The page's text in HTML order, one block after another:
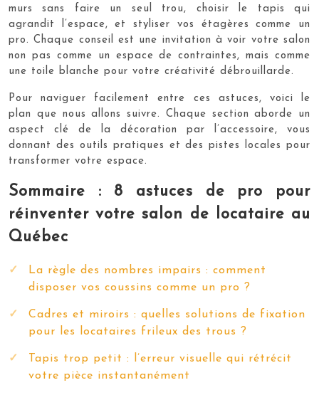
murs sans faire un seul trou, choisir le tapis qui
agrandit l’espace, et styliser vos étagères comme un
pro. Chaque conseil est une invitation à voir votre salon
non pas comme un espace de contraintes, mais comme
une toile blanche pour votre créativité débrouillarde.
Pour naviguer facilement entre ces astuces, voici le
plan que nous allons suivre. Chaque section aborde un
aspect clé de la décoration par l’accessoire, vous
donnant des outils pratiques et des pistes locales pour
transformer votre espace.
Sommaire : 8 astuces de pro pour
réinventer votre salon de locataire au
Québec
La règle des nombres impairs : comment
disposer vos coussins comme un pro ?
Cadres et miroirs : quelles solutions de fixation
pour les locataires frileux des trous ?
Tapis trop petit : l’erreur visuelle qui rétrécit
votre pièce instantanément